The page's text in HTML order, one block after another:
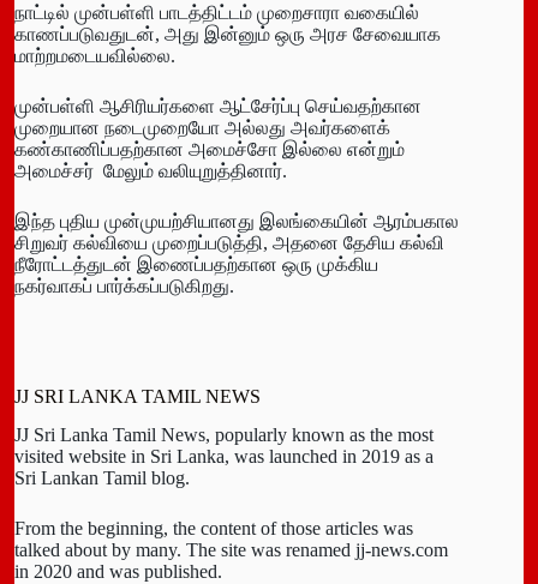
நாட்டில் முன்பள்ளி பாடத்திட்டம் முறைசாரா வகையில்
காணப்படுவதுடன், அது இன்னும் ஒரு அரச சேவையாக
மாற்றமடையவில்லை.
முன்பள்ளி ஆசிரியர்களை ஆட்சேர்ப்பு செய்வதற்கான
முறையான நடைமுறையோ அல்லது அவர்களைக்
கண்காணிப்பதற்கான அமைச்சோ இல்லை என்றும்
அமைச்சர் மேலும் வலியுறுத்தினார்.
இந்த புதிய முன்முயற்சியானது இலங்கையின் ஆரம்பகால
சிறுவர் கல்வியை முறைப்படுத்தி, அதனை தேசிய கல்வி
நீரோட்டத்துடன் இணைப்பதற்கான ஒரு முக்கிய
நகர்வாகப் பார்க்கப்படுகிறது.
JJ SRI LANKA TAMIL NEWS
JJ Sri Lanka Tamil News, popularly known as the most
visited website in Sri Lanka, was launched in 2019 as a
Sri Lankan Tamil blog.
From the beginning, the content of those articles was
talked about by many. The site was renamed jj-news.com
in 2020 and was published.